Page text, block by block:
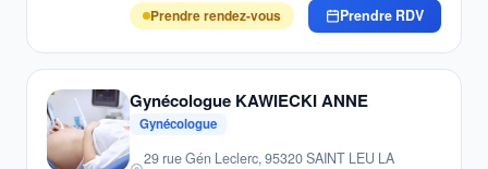
Prendre rendez-vous
Prendre RDV
Gynécologue KAWIECKI ANNE
Gynécologue
29 rue Gén Leclerc, 95320 SAINT LEU LA